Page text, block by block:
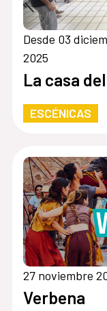
Desde 03
2025
La casa
ESCÉNICAS
27 noviembre
Verbena